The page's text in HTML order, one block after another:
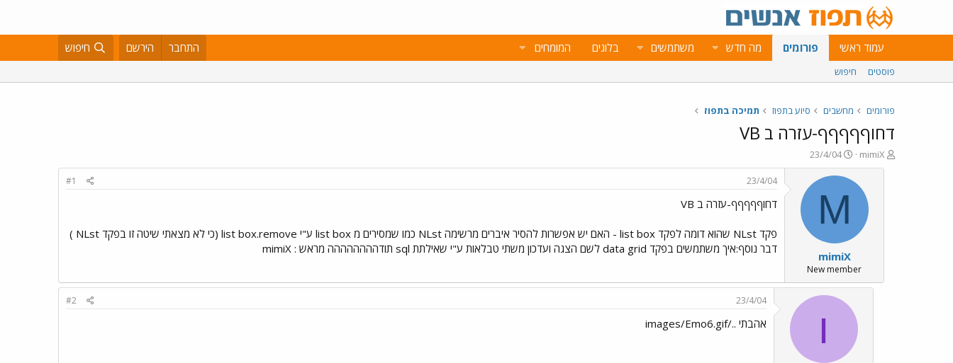
עמוד ראשי פורומים מה חדש משתמשים בלוגים המומחים התחבר הירשם חיפוש
פוסטים חיפוש
פורומים מחשבים סיוע בתפוז תמיכה בתפוז
דחוףףףףף-עזרה ב VB
פ
ו
mimiX
פ
ו
ר
ם
ב
א
ר
י
ך
23/4/04
M
mimiX
New member
23/4/04
#1
דחוףףףףף-עזרה ב VB
פקד NLst שהוא דומה לפקד list box - האם יש אפשרות להסיר איברים מרשימה NLst כמו שמסירים מ list box ע"י list box.remove (כי לא מצאתי שיטה זו בפקד NLst )
דבר נוסף:איך משתמשים בפקד data grid לשם הצגה ועדכון משתי טבלאות ע"י שאילתת sql תודהההההההה מראש : mimiX
ו
23/4/04
#2
אהבתי ../images/Emo6.gif